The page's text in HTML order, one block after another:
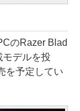
のRazer Blad
デルを投
を予定してい